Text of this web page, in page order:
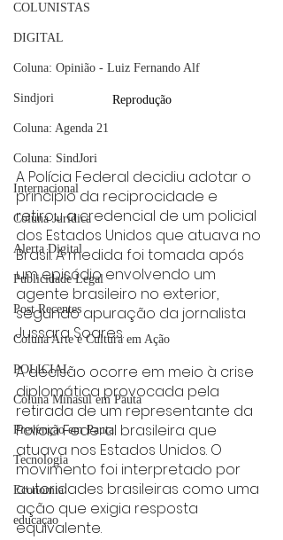
COLUNISTAS
DIGITAL
Coluna: Opinião - Luiz Fernando Alf
Sindjori
Coluna: Agenda 21
Coluna: SindJori
Internacional
Coluna Jurídica
Alerta Digital
Publicidade Legal
Post Recentes
Coluna Arte e Cultura em Ação
POLICIAL
Coluna Minasul em Pauta
Prevenção em Pauta
Tecnologia
Economia
educaçao
Reprodução
A Polícia Federal decidiu adotar o
princípio da reciprocidade e
retirou a credencial de um policial
dos Estados Unidos que atuava no
Brasil. A medida foi tomada após
um episódio envolvendo um
agente brasileiro no exterior,
segundo apuração da jornalista
Jussara Soares.
A decisão ocorre em meio à crise
diplomática provocada pela
retirada de um representante da
Polícia Federal brasileira que
atuava nos Estados Unidos. O
movimento foi interpretado por
autoridades brasileiras como uma
ação que exigia resposta
equivalente.